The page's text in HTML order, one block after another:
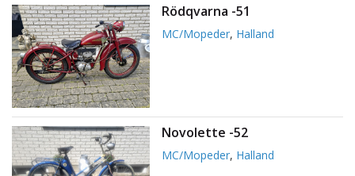
Rödqvarna -51
MC/Mopeder, Halland
Novolette -52
MC/Mopeder, Halland